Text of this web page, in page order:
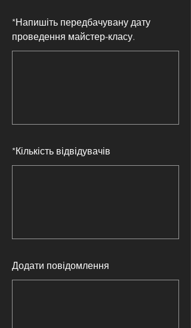
*Напишіть передбачувану дату
проведення майстер-класу.
*Кількість відвідувачів
Додати повідомлення